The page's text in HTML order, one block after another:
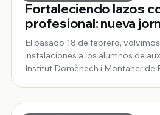
Fortaleciendo lazos
profesional: nueva
Institut Domènech i
El pasado 18 de febrero,
instalaciones a los alumnos de
Institut Domènech i Montaner de